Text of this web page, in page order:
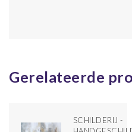
Gerelateerde
SCHILDERIJ -